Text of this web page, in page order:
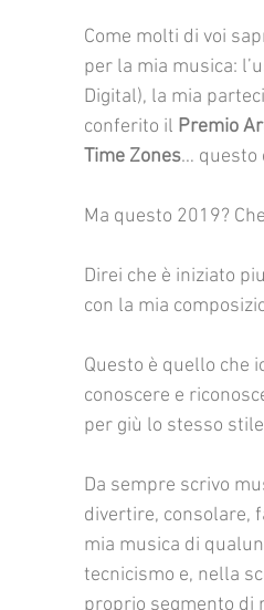
Come molti di voi
per la mia musica:
Digital), la mia
conferito il Premio
Time Zones… questo
Ma questo 2019?
Direi che è iniziato
con la mia
Questo è quello che
conoscere e
per giù lo stesso
Da sempre scrivo
divertire, consolare,
mia musica di
tecnicismo e, nella
proprio segmento di